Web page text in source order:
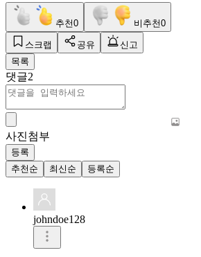
추천0 비추천0
스크랩 공유
신고
목록
댓글2
사진첨부
등록
추천순
최신순 등록순
johndoe128